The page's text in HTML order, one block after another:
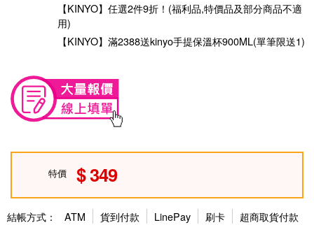
【KINYO】任選2件9折！(福利品,特價品及部分商品不適
用)
【KINYO】滿2388送kinyo手提保溫杯900ML(單筆限送1)
特價 349
結帳方式： ATM 貨到付款 LinePay 刷卡 超商取貨付款